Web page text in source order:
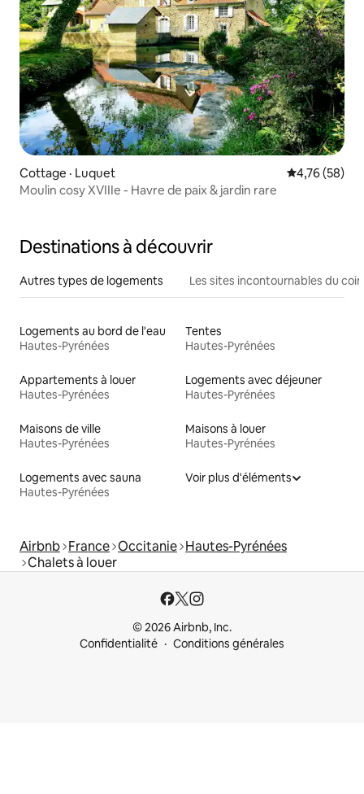
Cottage · Luquet Note
4,76 (58)
Moulin cosy XVIIIe - Havre de paix & jardin rare
Destinations à découvrir
Autres types de logements Les sites incontournables du coin
Logements au bord de l'eau
Hautes-Pyrénées
Tentes
Hautes-Pyrénées
Appartements à louer
Hautes-Pyrénées
Logements avec déjeuner
Hautes-Pyrénées
Maisons de ville
Hautes-Pyrénées
Maisons à louer
Hautes-Pyrénées
Logements avec sauna
Hautes-Pyrénées
Voir plus d'éléments
Airbnb France Occitanie Hautes-Pyrénées
Chalets à louer
© 2026 Airbnb, Inc.
Confidentialité
Conditions générales